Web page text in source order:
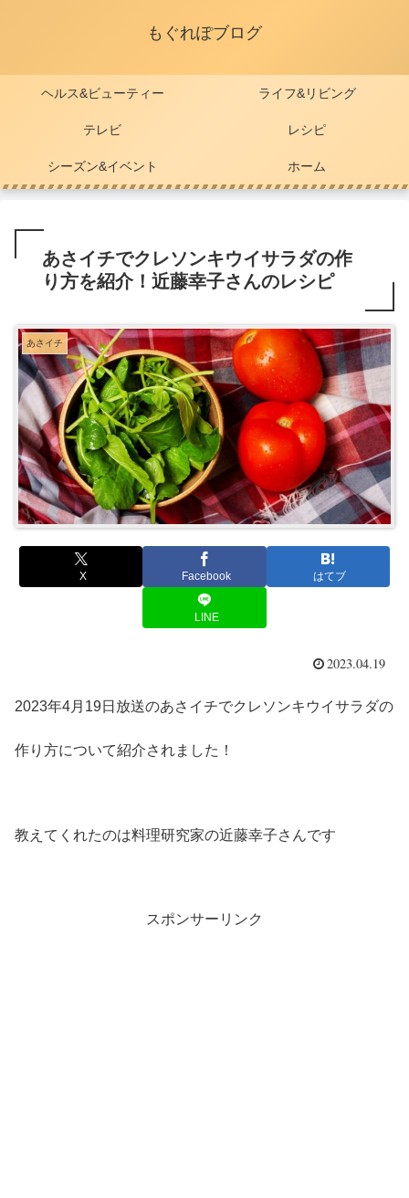
もぐれぽブログ
ヘルス&ビューティー ライフ&リビング
テレビ レシピ
シーズン&イベント ホーム
あさイチでクレソンキウイサラダの作
り方を紹介！近藤幸子さんのレシピ
あさイチ
X Facebook はてブ
LINE
2023.04.19
2023年4月19日放送のあさイチでクレソンキウイサラダの
作り方について紹介されました！
教えてくれたのは料理研究家の近藤幸子さんです
スポンサーリンク